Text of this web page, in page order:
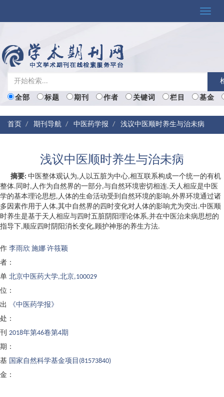
Toggle
全部 标题 期刊 作者 关键词 栏目 基金
首页 期刊导航 中医药学报 浅议中医顺时养生与治未病
浅议中医顺时养生与治未病
摘要: 中医整体观认为,人以五脏为中心,相互联系构成一个统一的有机
整体.同时,人作为自然界的一部分,与自然环境密切相连.天人相应是中医
学的基本理论思想,人体的生命活动受到自然环境的影响,外界环境通过诸
多因素作用于人体,其中自然界的四时变化对人体的影响尤为突出.中医顺
时养生是基于天人相应与四时五脏阴阳理论体系,并在中医治未病思想的
指导下,顺应四时阴阳消长变化,顾护神形的养生方法.
作
者：
李雨欣 施娜 许筱颖
单
位：
北京中医药大学,北京,100029
出
处：
《中医药学报》
刊
期：
2018年第46卷第4期
基
金：
国家自然科学基金项目(81573840)